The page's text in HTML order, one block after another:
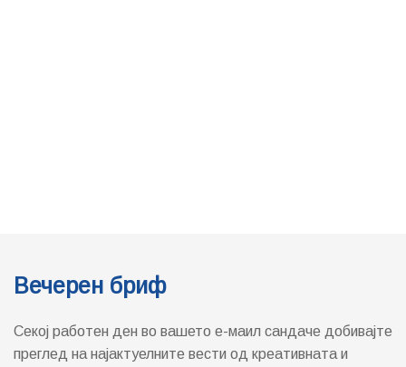
Вечерен бриф
Секој работен ден во вашето е-маил сандаче добивајте
преглед на најактуелните вести од креативната и